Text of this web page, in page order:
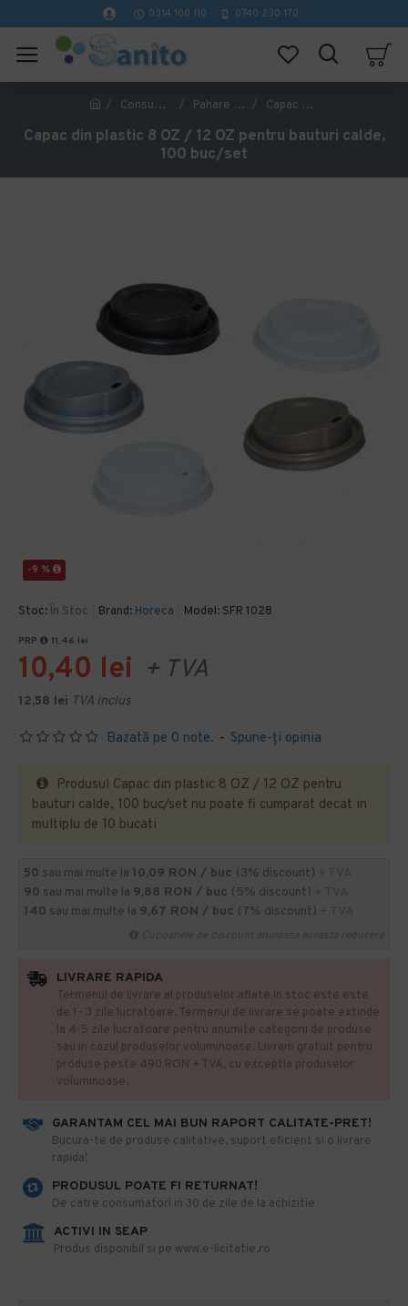
0314 100 110 0740 230 170
Consumabile Catering Pahare de carton si capace Capac din plastic 8 OZ / 12 OZ pentru bauturi calde, 100 buc/set
Capac din plastic 8 OZ / 12 OZ pentru bauturi calde,
100 buc/set
-9 %
Stoc: În Stoc Brand: Horeca Model: SFR 1028
Bazată pe 0 note. - Spune-ţi opinia
PRP 11,46 lei
10,40 lei + TVA
12,58 lei TVA inclus
Produsul Capac din plastic 8 OZ / 12 OZ pentru
bauturi calde, 100 buc/set nu poate fi cumparat decat in
multiplu de 10 bucati
50 sau mai multe la 10,09 RON / buc (3% discount)
90 sau mai multe la 9,88 RON / buc (5% discount)
140 sau mai multe la 9,67 RON / buc (7% discount)
GARANTAM CEL MAI BUN RAPORT CALITATE-PRET!
​Bucura-te de produse calitative, suport eficient si o livrare
rapida!
PRODUSUL POATE FI RETURNAT!
De catre consumatori in 30 de zile de la achizitie
ACTIVI IN SEAP
Produs disponibil si pe www.e-licitatie.ro
LIVRARE RAPIDA
Termenul de livrare al produselor aflate in stoc este este
de 1- 3 zile lucratoare. Termenul de livrare se poate extinde
la 4-5 zile lucratoare pentru anumite categorii de produse
sau in cazul produselor voluminoase. Livram gratuit pentru
produse peste 490 RON + TVA, cu exceptia produselor
voluminoase.